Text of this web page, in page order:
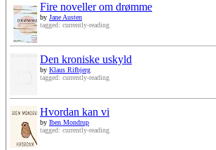
Fire noveller om drømme
by Jane Austen
tagged: currently-reading
Den kroniske uskyld
by Klaus Rifbjerg
tagged: currently-reading
Hvordan kan vi
by Iben Mondrup
tagged: currently-reading